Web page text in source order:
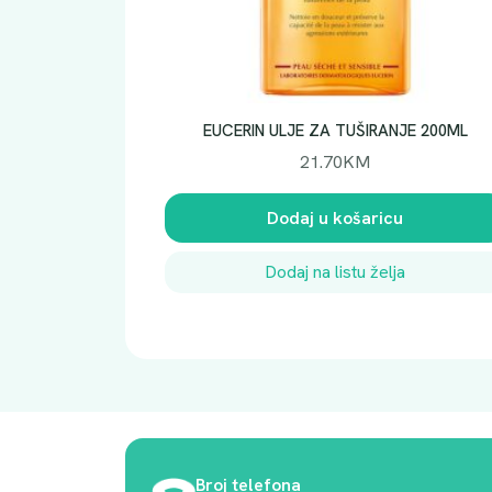
EUCERIN ULJE ZA TUŠIRANJE 200ML
21.70KM
Dodaj u košaricu
Dodaj na listu želja
Broj telefona